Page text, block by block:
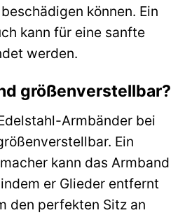
können. Ein
kann für eine sanfte
werden.
größenverstellbar?
Armbänder bei
Ein
kann das Armband
er Glieder entfernt
den perfekten Sitz an